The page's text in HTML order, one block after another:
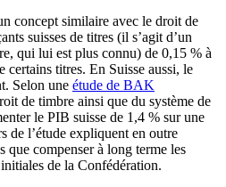
concept similaire avec le droit de
suisses de titres (il s’agit d’un
qui lui est plus connu) de 0,15 % à
certains titres. En Suisse aussi, le
Selon une étude de BAK
de timbre ainsi que du système de
le PIB suisse de 1,4 % sur une
de l’étude expliquent en outre
que compenser à long terme les
de la Confédération.